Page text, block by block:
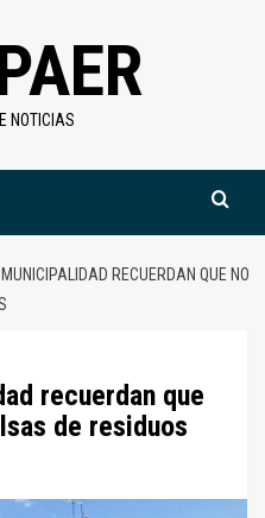
NOTICIAS
RECUERDAN QUE NO
recuerdan que
de residuos